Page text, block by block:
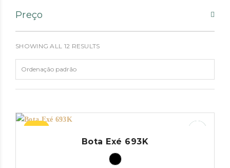
Preço
SHOWING ALL 12 RESULTS
–38%
Bota Exé 693K